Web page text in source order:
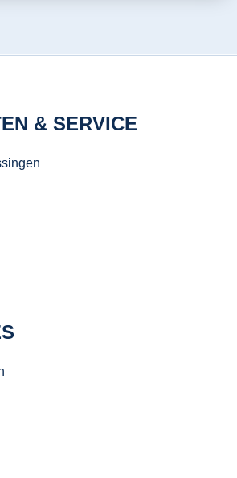
& SERVICE